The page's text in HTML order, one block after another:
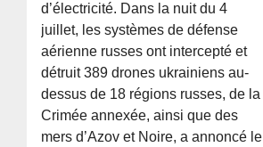
d’électricité. Dans la nuit du 4
juillet, les systèmes de défense
aérienne russes ont intercepté et
détruit 389 drones ukrainiens au-
dessus de 18 régions russes, de la
Crimée annexée, ainsi que des
mers d’Azov et Noire, a annoncé le